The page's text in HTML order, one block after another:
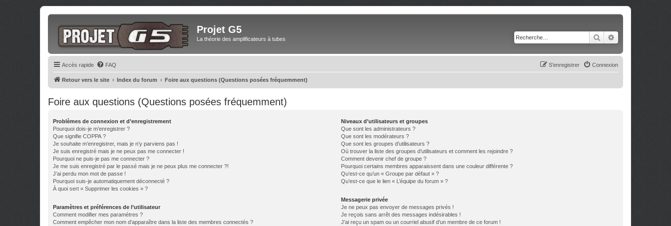
Projet G5
La théorie des amplificateurs à tubes Rechercher
Accès rapide FAQ Connexion
S’enregistrer
Retour vers le site Index du forum Foire aux questions (Questions posées fréquemment)
Foire aux questions (Questions posées fréquemment)
Problèmes de connexion et d’enregistrement
Pourquoi dois-je m’enregistrer ?
Que signifie COPPA ?
Je souhaite m’enregistrer, mais je n’y parviens pas !
Je suis enregistré mais je ne peux pas me connecter !
Pourquoi ne puis-je pas me connecter ?
Je me suis enregistré par le passé mais je ne peux plus me connecter ?!
J’ai perdu mon mot de passe !
Pourquoi suis-je automatiquement déconnecté ?
À quoi sert « Supprimer les cookies » ?
Paramètres et préférences de l’utilisateur
Comment modifier mes paramètres ?
Comment empêcher mon nom d’apparaître dans la liste des membres connectés ?
Niveaux d’utilisateurs et groupes
Que sont les administrateurs ?
Que sont les modérateurs ?
Que sont les groupes d’utilisateurs ?
Où trouver la liste des groupes d’utilisateurs et comment les rejoindre ?
Comment devenir chef de groupe ?
Pourquoi certains membres apparaissent dans une couleur différente ?
Qu’est-ce qu’un « Groupe par défaut » ?
Qu’est-ce que le lien « L’équipe du forum » ?
Messagerie privée
Je ne peux pas envoyer de messages privés !
Je reçois sans arrêt des messages indésirables !
J’ai reçu un spam ou un courriel abusif d’un membre de ce forum !